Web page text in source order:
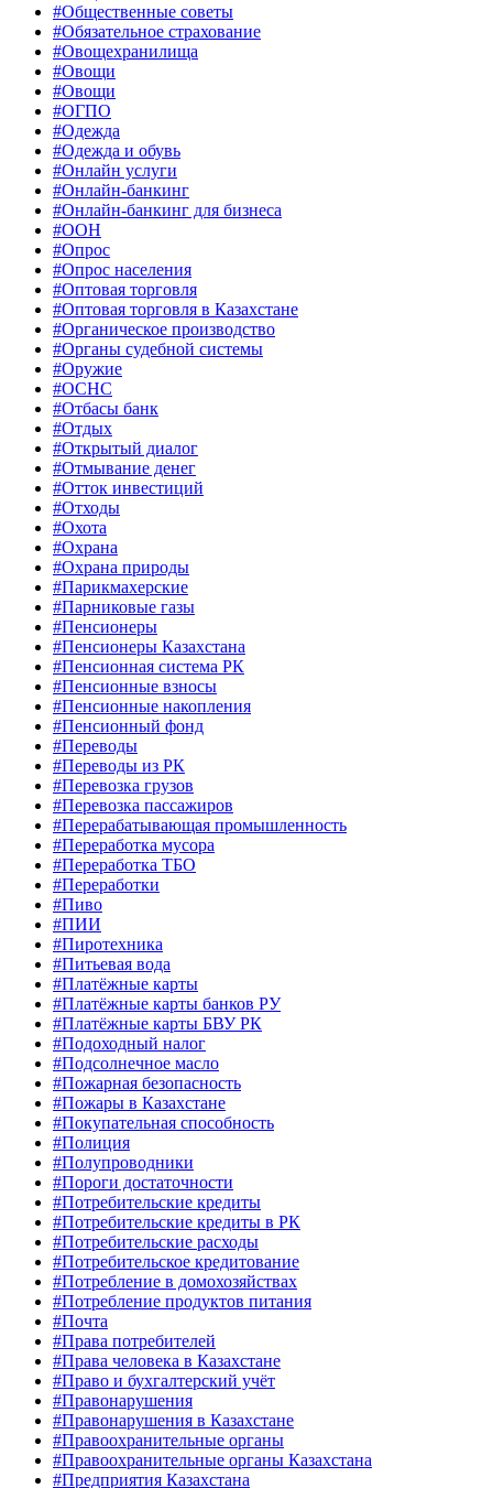
#Общественные советы
#Обязательное страхование
#Овощехранилища
#Овощи
#Овощи
#ОГПО
#Одежда
#Одежда и обувь
#Онлайн услуги
#Онлайн-банкинг
#Онлайн-банкинг для бизнеса
#ООН
#Опрос
#Опрос населения
#Оптовая торговля
#Оптовая торговля в Казахстане
#Органическое производство
#Органы судебной системы
#Оружие
#ОСНС
#Отбасы банк
#Отдых
#Открытый диалог
#Отмывание денег
#Отток инвестиций
#Отходы
#Охота
#Охрана
#Охрана природы
#Парикмахерские
#Парниковые газы
#Пенсионеры
#Пенсионеры Казахстана
#Пенсионная система РК
#Пенсионные взносы
#Пенсионные накопления
#Пенсионный фонд
#Переводы
#Переводы из РК
#Перевозка грузов
#Перевозка пассажиров
#Перерабатывающая промышленность
#Переработка мусора
#Переработка ТБО
#Переработки
#Пиво
#ПИИ
#Пиротехника
#Питьевая вода
#Платёжные карты
#Платёжные карты банков РУ
#Платёжные карты БВУ РК
#Подоходный налог
#Подсолнечное масло
#Пожарная безопасность
#Пожары в Казахстане
#Покупательная способность
#Полиция
#Полупроводники
#Пороги достаточности
#Потребительские кредиты
#Потребительские кредиты в РК
#Потребительские расходы
#Потребительское кредитование
#Потребление в домохозяйствах
#Потребление продуктов питания
#Почта
#Права потребителей
#Права человека в Казахстане
#Право и бухгалтерский учёт
#Правонарушения
#Правонарушения в Казахстане
#Правоохранительные органы
#Правоохранительные органы Казахстана
#Предприятия Казахстана